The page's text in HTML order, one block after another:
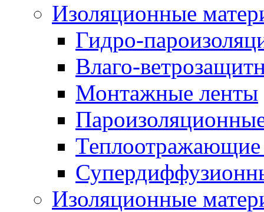
Изоляционные
Гидро-
Влаго-
Монтажные ленты
Теплоотражающие
Изоляционные